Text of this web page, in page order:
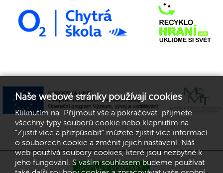
RYCHLÝ KONTAKT
Naše webové stránky používají cookies
Kliknutím na "Přijmout vše a pokračovat" přijmete
všechny typy souborů cookie nebo klepnutím na
"Zjistit více a přizpůsobit" můžete zjistit více informací
o souborech cookie a změnit jejich nastavení. Náš
web používá soubory cookies, které jsou nezbytné k
jeho fungování. S vaším souhlasem budeme používat